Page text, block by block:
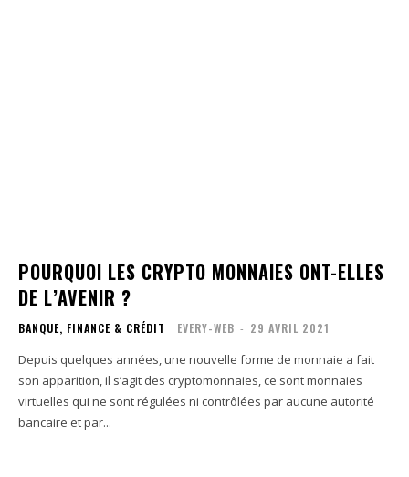
POURQUOI LES CRYPTO MONNAIES ONT-ELLES
DE L’AVENIR ?
BANQUE, FINANCE & CRÉDIT EVERY-WEB - 29 AVRIL 2021
Depuis quelques années, une nouvelle forme de monnaie a fait
son apparition, il s’agit des cryptomonnaies, ce sont monnaies
virtuelles qui ne sont régulées ni contrôlées par aucune autorité
bancaire et par...